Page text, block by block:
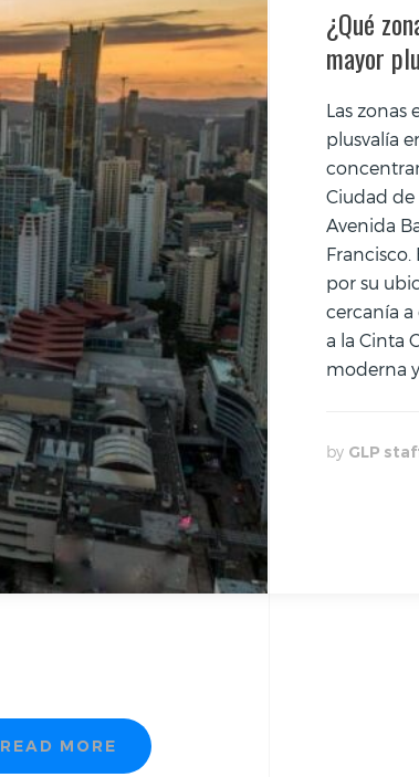
¿Qué
mayor
Las zonas
plusvalía
Ciudad de
Avenida
Francisco.
por su
cercanía a
a la Cinta
moderna y
by GLP
READ MORE